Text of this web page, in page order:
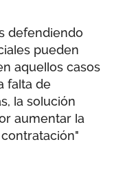
defendiendo
pueden
aquellos casos
falta de
la solución
aumentar la